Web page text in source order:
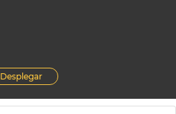
Desplegar